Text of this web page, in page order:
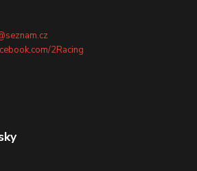
2Racing